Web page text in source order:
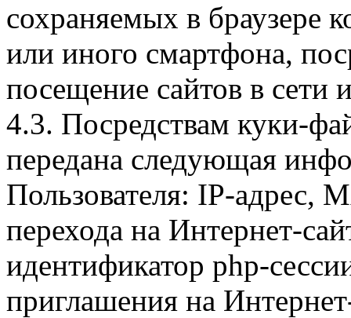
сохраняемых в браузере
или иного смартфона,
посещение сайтов в сети
4.3. Посредствам куки-
передана следующая
Пользователя: IP-адрес,
перехода на Интернет-
идентификатор php-
приглашения на